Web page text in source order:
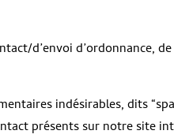
d’envoi d’ordonnance,
indésirables, dits
présents sur notre site